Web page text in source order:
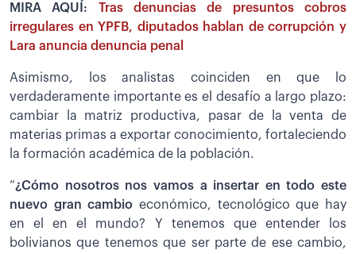
MIRA AQUÍ: Tras denuncias de presuntos cobros
irregulares en YPFB, diputados hablan de corrupción y
Lara anuncia denuncia penal
Asimismo, los analistas coinciden en que lo
verdaderamente importante es el desafío a largo plazo:
cambiar la matriz productiva, pasar de la venta de
materias primas a exportar conocimiento, fortaleciendo
la formación académica de la población.
“¿Cómo nosotros nos vamos a insertar en todo este
nuevo gran cambio económico, tecnológico que hay
en el en el mundo? Y tenemos que entender los
bolivianos que tenemos que ser parte de ese cambio,